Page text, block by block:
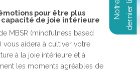
pour être plus
de joie intérieure
MBSR (mindfulness based
vous aidera à cultiver votre
à la joie intérieure et à
les moments agréables de